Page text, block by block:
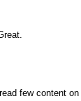
few content